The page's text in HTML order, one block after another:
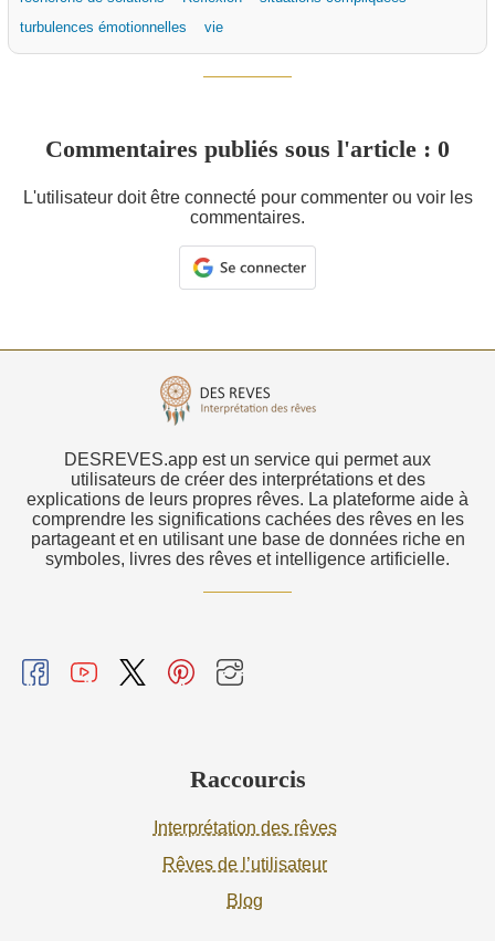
turbulences émotionnelles
vie
Commentaires publiés sous l'article : 0
L'utilisateur doit être connecté pour commenter ou voir les
commentaires.
DESREVES.app est un service qui permet aux
utilisateurs de créer des interprétations et des
explications de leurs propres rêves. La plateforme aide à
comprendre les significations cachées des rêves en les
partageant et en utilisant une base de données riche en
symboles, livres des rêves et intelligence artificielle.
Raccourcis
Interprétation des rêves
Rêves de l’utilisateur
Blog